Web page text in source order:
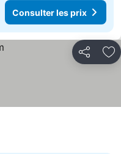
Consulter les prix
Partager